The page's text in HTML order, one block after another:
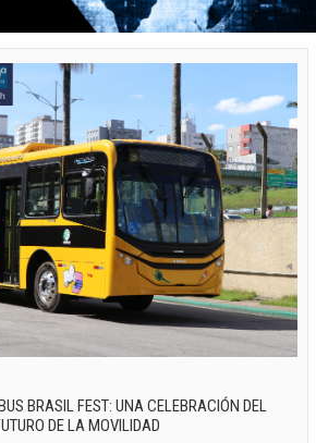
BRASIL FEST: UNA CELEBRACIÓN DEL
DE LA MOVILIDAD